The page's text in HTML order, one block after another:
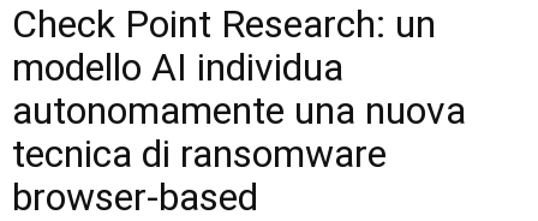
Check Point Research: un
modello AI individua
autonomamente una nuova
tecnica di ransomware
browser-based